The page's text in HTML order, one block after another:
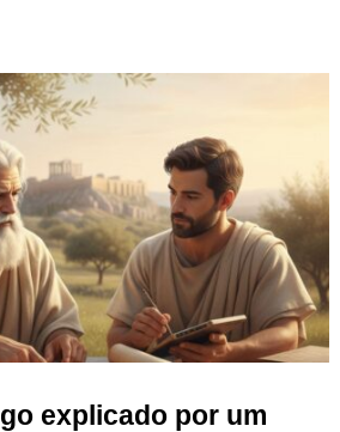
explicado por um